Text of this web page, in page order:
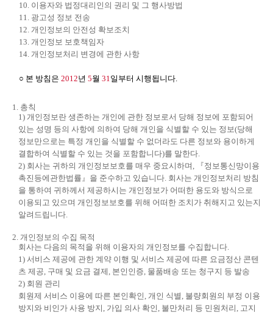
10. 이용자와 법정대리인의 권리 및 그 행사방법
11. 광고성 정보 전송
12. 개인정보의 안전성 확보조치
13. 개인정보 보호책임자
14. 개인정보처리 변경에 관한 사항
○ 본 방침은 2012년 5월 31일부터 시행됩니다.
1. 총칙
1) 개인정보란 생존하는 개인에 관한 정보로서 당해 정보에 포함되어
있는 성명 등의 사항에 의하여 당해 개인을 식별할 수 있는 정보(당해
정보만으로는 특정 개인을 식별할 수 없더라도 다른 정보와 용이하게
결합하여 식별할 수 있는 것을 포함합니다)를 말한다.
2) 회사는 귀하의 개인정보보호를 매우 중요시하며, 『정보통신망이용
촉진등에관한법률』을 준수하고 있습니다. 회사는 개인정보처리 방침
을 통하여 귀하께서 제공하시는 개인정보가 어떠한 용도와 방식으로
이용되고 있으며 개인정보보호를 위해 어떠한 조치가 취해지고 있는지
알려드립니다.
2. 개인정보의 수집 목적
회사는 다음의 목적을 위해 이용자의 개인정보를 수집합니다.
1) 서비스 제공에 관한 계약 이행 및 서비스 제공에 따른 요금정산 콘텐
츠 제공, 구매 및 요금 결제, 본인인증, 물품배송 또는 청구지 등 발송
2) 회원 관리
회원제 서비스 이용에 따른 본인확인, 개인 식별, 불량회원의 부정 이용
방지와 비인가 사용 방지, 가입 의사 확인, 불만처리 등 민원처리, 고지